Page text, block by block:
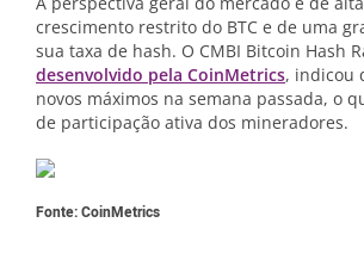
crescimento restrito do BTC e de uma
sua taxa de hash. O CMBI Bitcoin Hash
desenvolvido pela CoinMetrics, indicou
novos máximos na semana passada, o
de participação ativa dos mineradores.
Fonte: CoinMetrics